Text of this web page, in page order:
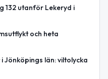
132 utanför Lekeryd i
och heta
Jönköpings län: viltolycka